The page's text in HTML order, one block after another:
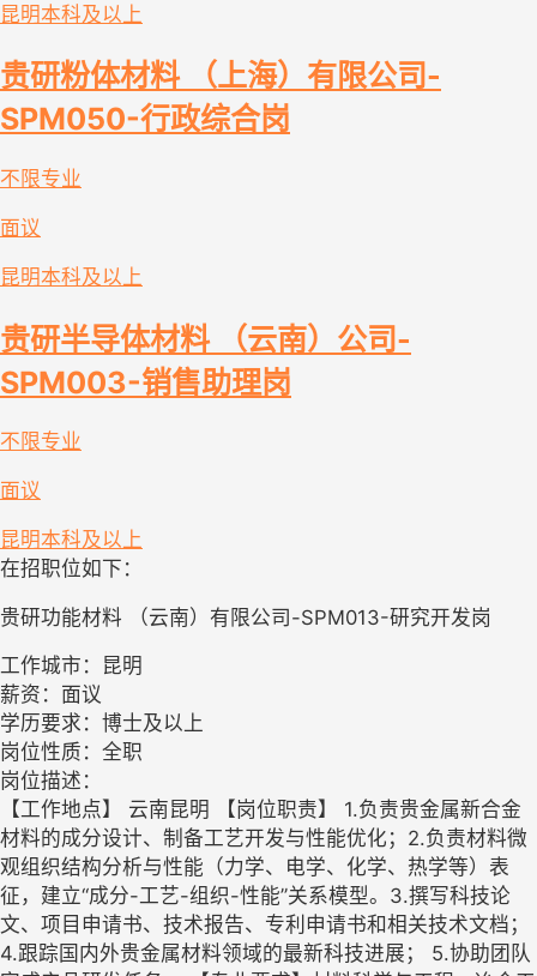
昆明本科及以上
贵研粉体材料 （上海）有限公司-
SPM050-行政综合岗
不限专业
面议
昆明本科及以上
贵研半导体材料 （云南）公司-
SPM003-销售助理岗
不限专业
面议
昆明本科及以上
在招职位如下：
贵研功能材料 （云南）有限公司-SPM013-研究开发岗
工作城市：昆明
薪资：面议
学历要求：博士及以上
岗位性质：全职
岗位描述：
【工作地点】 云南昆明 【岗位职责】 1.负责贵金属新合金
材料的成分设计、制备工艺开发与性能优化；2.负责材料微
观组织结构分析与性能（力学、电学、化学、热学等）表
征，建立“成分-工艺-组织-性能”关系模型。3.撰写科技论
文、项目申请书、技术报告、专利申请书和相关技术文档；
4.跟踪国内外贵金属材料领域的最新科技进展； 5.协助团队